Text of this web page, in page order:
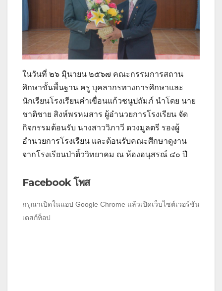
ในวันที่ ๒๖ มิุนายน ๒๕๖๗ คณะกรรมการสถาน
ศึกษาขั้นพื้นฐาน ครู บุคลากรทางการศึกษาและ
นักเรียนโรงเรียนคำเขื่อนแก้วชนูปถัมภ์ นำโดย นาย
ชาติชาย สิงห์พรหมสาร ผู้อำนวยการโรงเรียน จัด
กิจกรรมต้อนรับ นางสาววิภาวี ดวงมูลตรี รองผู้
อำนวยการโรงเรียน และต้อนรับคณะศึกษาดูงาน
จากโรงเรียนป่าติ้ววิทยาคม ณ ห้องอนุสรณ์ ๔๐ ปี
Facebook โพส
กรุณาเปิดในแอป Google Chrome แล้วเปิดเว็บไซต์เวอร์ชัน
เดสก์ท็อป